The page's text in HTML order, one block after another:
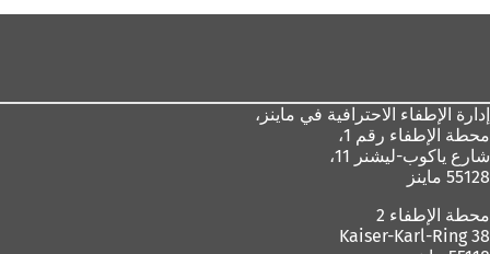
إدارة الإطفاء الاحترافية في ماينز،
محطة الإطفاء رقم 1،
شارع ياكوب-ليشنر 11،
55128 ماينز
محطة الإطفاء 2
Kaiser-Karl-Ring 38